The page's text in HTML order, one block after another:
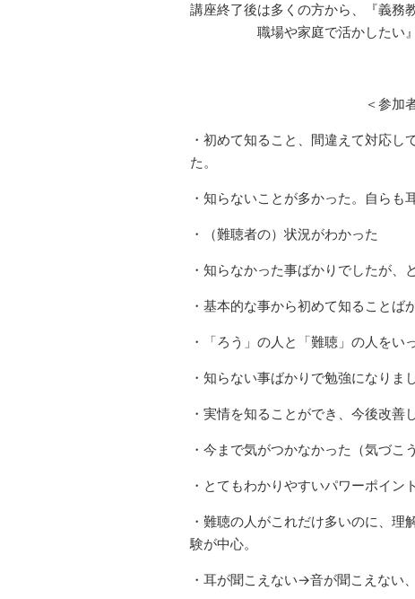
講座終了後は多くの方から、『義務
職場や家庭で活かしたい
＜参加
・初めて知ること、間違えて対応
た。
・知らないことが多かった。自らも
・（難聴者の）状況がわかった
・知らなかった事ばかりでしたが、
・基本的な事から初めて知ることば
・「ろう」の人と「難聴」の人をい
・知らない事ばかりで勉強になりまし
・実情を知ることができ、今後改善
・今まで気がつかなかった（気づこ
・とてもわかりやすいパワーポイン
・難聴の人がこれだけ多いのに、
験が中心。
・耳が聞こえない→音が聞こえない